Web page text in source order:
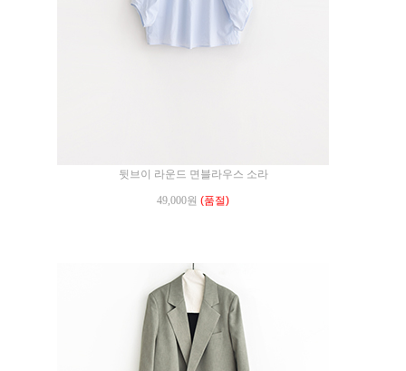
뒷브이 라운드 면블라우스 소라
49,000원 (품절)